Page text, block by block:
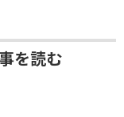
を読む